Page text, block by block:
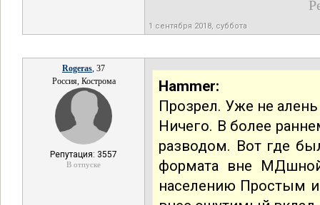
1 сентября 2018, суббота
Rogeras, 37
Россия, Кострома
Репутация: 3557
В отпуске
Hammer:
Прозрел. Уже не
Ничего. В более
разводом. Вот где
формата вне МДшной
населению Простым